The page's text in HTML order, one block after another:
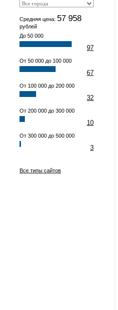
Средняя цена: 57 958
рублей
До 50 000
97
От 50 000 до 100 000
67
От 100 000 до 200 000
32
От 200 000 до 300 000
10
От 300 000 до 500 000
3
Все типы сайтов